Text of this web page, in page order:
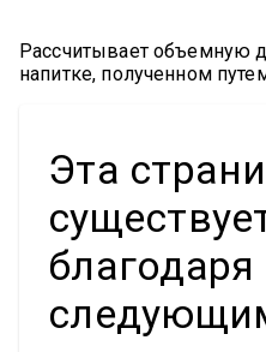
Рассчитывает объемную
напитке, полученном
Эта
благодаря